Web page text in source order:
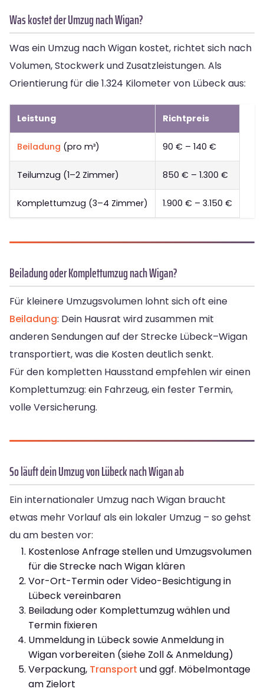
Was kostet der Umzug nach Wigan?
Was ein Umzug nach Wigan kostet, richtet sich nach
Volumen, Stockwerk und Zusatzleistungen. Als
Orientierung für die 1.324 Kilometer von Lübeck aus:
Leistung Richtpreis
Beiladung (pro m³) 90 € – 140 €
Teilumzug (1–2 Zimmer) 850 € – 1.300 €
Komplettumzug (3–4 Zimmer) 1.900 € – 3.150 €
Beiladung oder Komplettumzug nach Wigan?
Für kleinere Umzugsvolumen lohnt sich oft eine
Beiladung: Dein Hausrat wird zusammen mit
anderen Sendungen auf der Strecke Lübeck–Wigan
transportiert, was die Kosten deutlich senkt.
Für den kompletten Hausstand empfehlen wir einen
Komplettumzug: ein Fahrzeug, ein fester Termin,
volle Versicherung.
So läuft dein Umzug von Lübeck nach Wigan ab
Ein internationaler Umzug nach Wigan braucht
etwas mehr Vorlauf als ein lokaler Umzug – so gehst
du am besten vor:
Kostenlose Anfrage stellen und Umzugsvolumen
für die Strecke nach Wigan klären
Vor-Ort-Termin oder Video-Besichtigung in
Lübeck vereinbaren
Beiladung oder Komplettumzug wählen und
Termin fixieren
Ummeldung in Lübeck sowie Anmeldung in
Wigan vorbereiten (siehe Zoll & Anmeldung)
Verpackung, Transport und ggf. Möbelmontage
am Zielort